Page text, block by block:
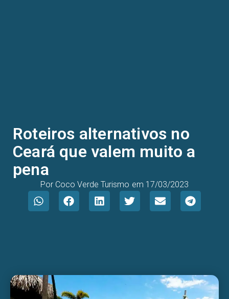
Roteiros alternativos no
Ceará que valem muito a
pena
Por Coco Verde Turismo em 17/03/2023